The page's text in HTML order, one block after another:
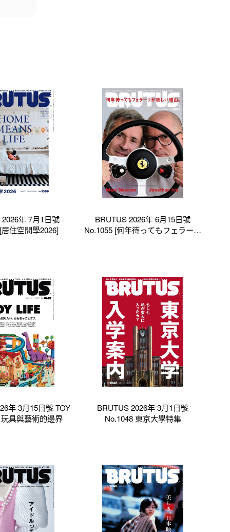
年 7月1日號
住空間學2026]
BRUTUS 2026年 6月15日號
No.1055 [何年待ってもフェラーリ
年 3月15日號 TOY
具與藝術的邊界
BRUTUS 2026年 3月1日號
No.1048 東京大學特集